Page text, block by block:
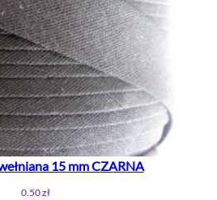
15 mm CZARNA
0.50zł